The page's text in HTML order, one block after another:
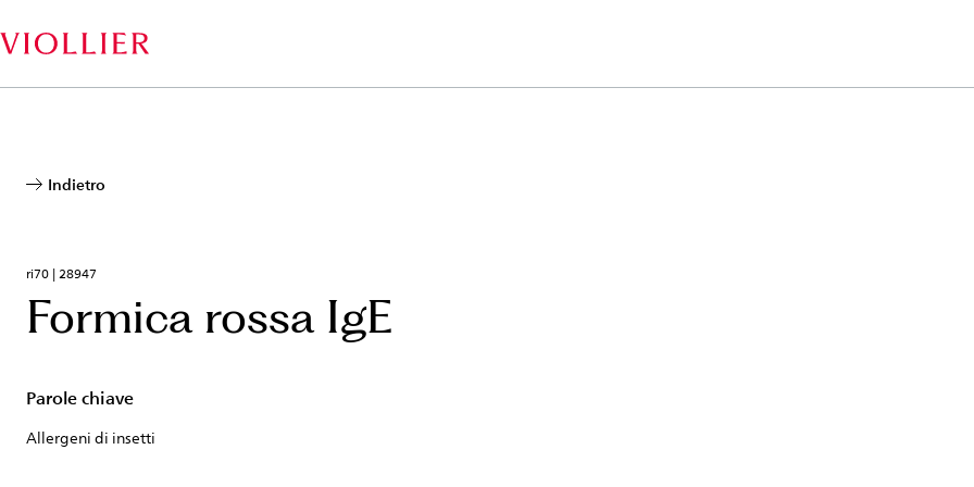
al
contenuto
Indietro
ri70 | 28947
Formica rossa IgE
Parole chiave
Allergeni di insetti